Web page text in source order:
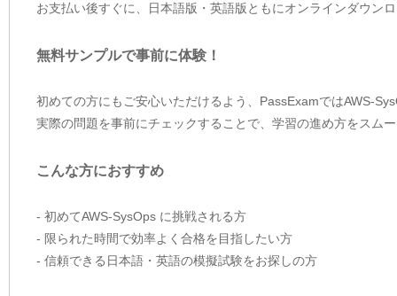
お支払い後すぐに、日本語版・英語版ともにオンラインダウン
無料サンプルで事前に体験！
初めての方にもご安心いただけるよう、PassExamではAWS-
実際の問題を事前にチェックすることで、学習の進め方をスム
こんな方におすすめ
- 初めてAWS-SysOps に挑戦される方
- 限られた時間で効率よく合格を目指したい方
- 信頼できる日本語・英語の模擬試験をお探しの方